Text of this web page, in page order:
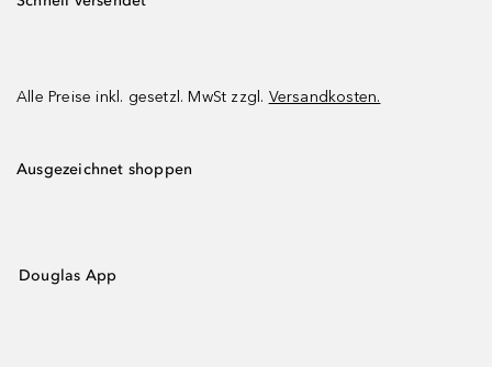
Alle Preise inkl. gesetzl. MwSt zzgl. Versandkosten.
Ausgezeichnet shoppen
Douglas App